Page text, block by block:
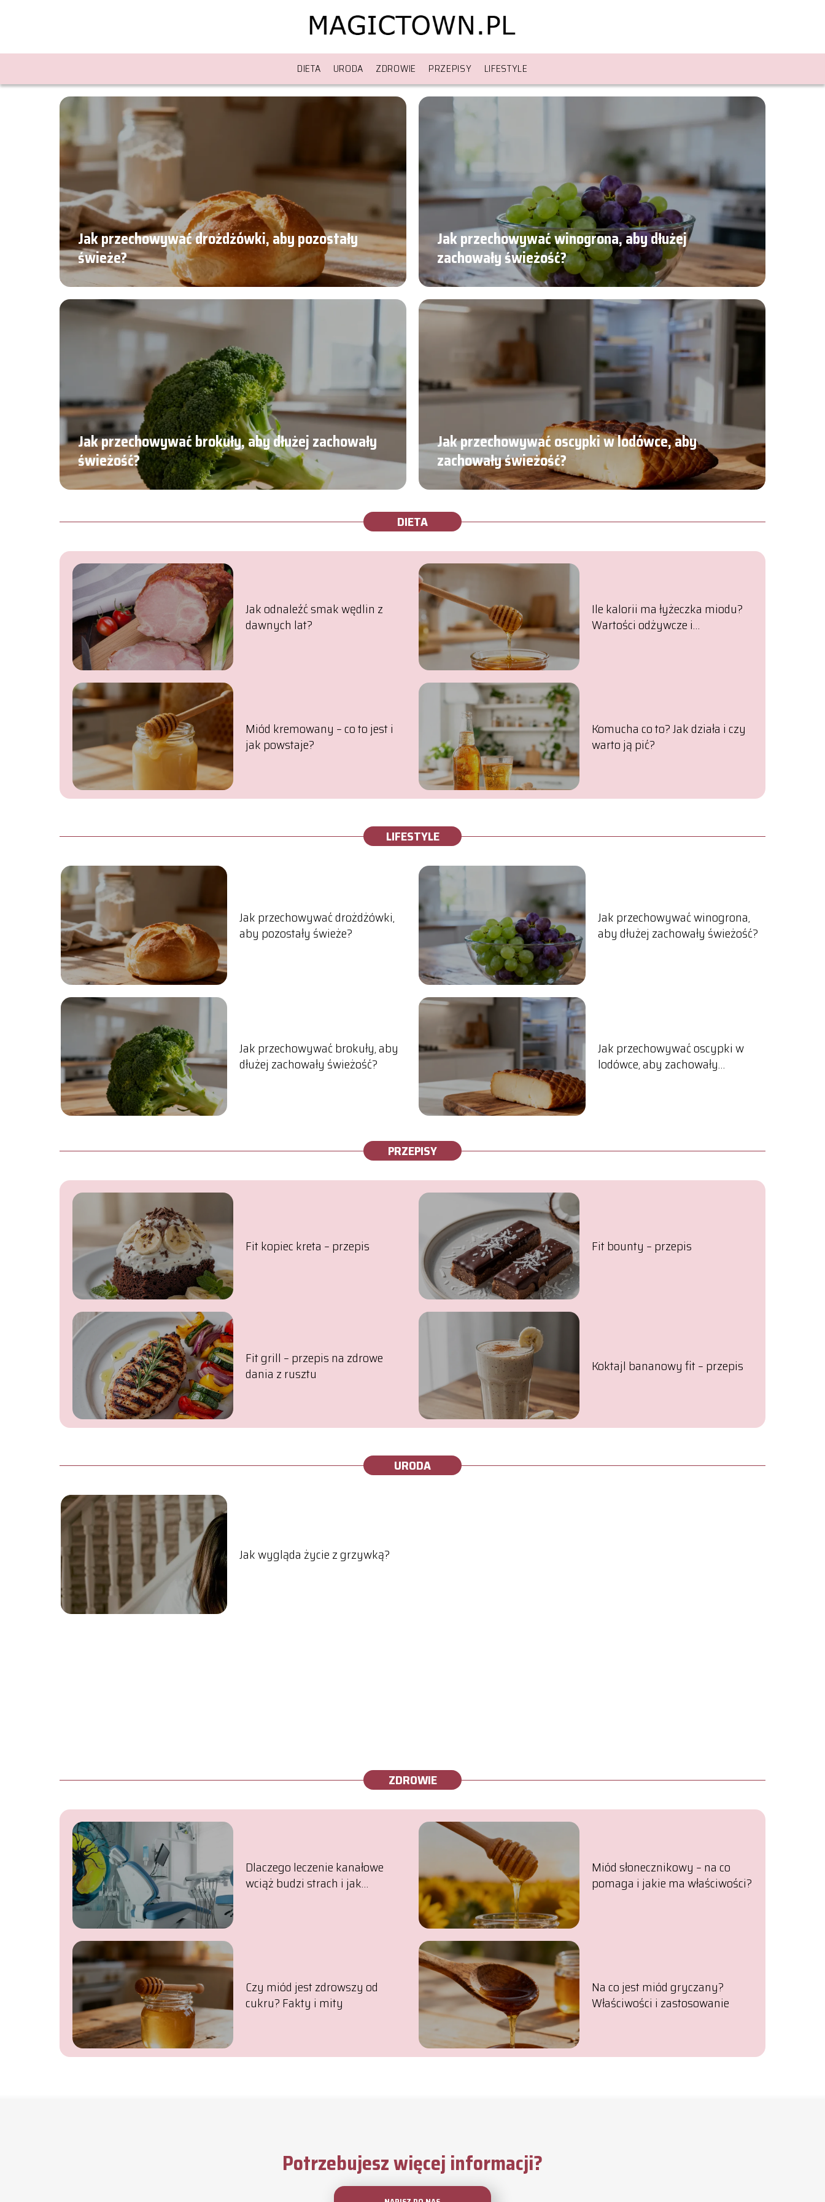
DIETA URODA ZDROWIE PRZEPISY LIFESTYLE
Jak przechowywać drożdżówki, aby pozostały
świeże?
Jak przechowywać winogrona, aby dłużej
zachowały świeżość?
Jak przechowywać brokuły, aby dłużej zachowały
świeżość?
Jak przechowywać oscypki w lodówce, aby
zachowały świeżość?
DIETA
Jak odnaleźć smak wędlin z
dawnych lat?
Ile kalorii ma łyżeczka miodu?
Wartości odżywcze i
Miód kremowany – co to jest i
jak powstaje?
Komucha co to? Jak działa i czy
warto ją pić?
LIFESTYLE
Jak przechowywać drożdżówki,
aby pozostały świeże?
Jak przechowywać winogrona,
aby dłużej zachowały świeżość?
Jak przechowywać brokuły, aby
dłużej zachowały świeżość?
Jak przechowywać oscypki w
lodówce, aby zachowały
PRZEPISY
Fit kopiec kreta – przepis Fit bounty – przepis
Fit grill – przepis na zdrowe
dania z rusztu
Koktajl bananowy fit – przepis
URODA
Jak wygląda życie z grzywką?
ZDROWIE
Dlaczego leczenie kanałowe
wciąż budzi strach i jak
Miód słonecznikowy – na co
pomaga i jakie ma właściwości?
Czy miód jest zdrowszy od
cukru? Fakty i mity
Na co jest miód gryczany?
Właściwości i zastosowanie
Potrzebujesz więcej informacji?